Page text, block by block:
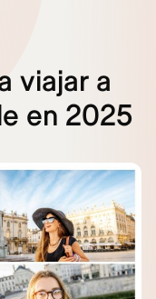
viajar a
en 2025